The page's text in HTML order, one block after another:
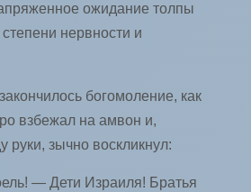
ожидание толпы
нервности и
богомоление, как
взбежал на амвон и,
руки, зычно воскликнул:
— Дети Израиля! Братья